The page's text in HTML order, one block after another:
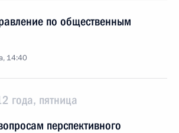
по общественным
14:40
года, пятница
перспективного